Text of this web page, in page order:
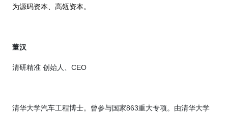
为源码资本、高瓴资本。
董汉
清研精准 创始人、 CEO
清华大学汽车工程博士。曾参与国家863重大专项。由清华大学